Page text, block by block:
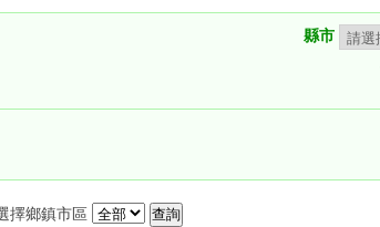
縣市
擇鄉鎮市區